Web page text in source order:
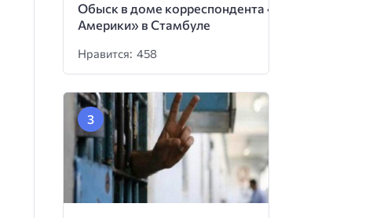
Обыск в доме корреспондента «Голоса
Америки» в Стамбуле
Нравится: 458